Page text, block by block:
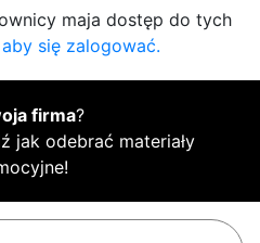
maja dostęp do tych
się zalogować.
firma?
jak odebrać materiały